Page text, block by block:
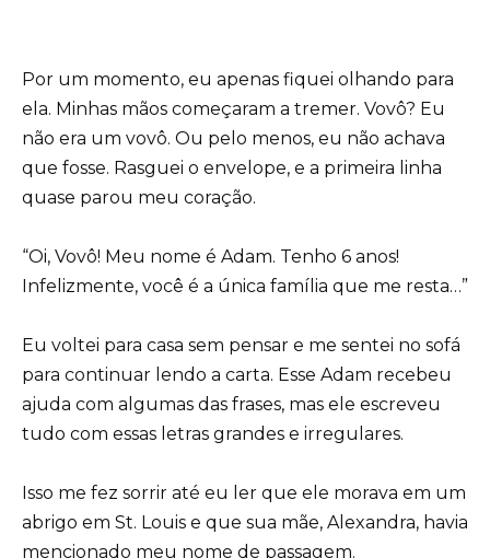
Por um momento, eu apenas fiquei olhando para
ela. Minhas mãos começaram a tremer. Vovô? Eu
não era um vovô. Ou pelo menos, eu não achava
que fosse. Rasguei o envelope, e a primeira linha
quase parou meu coração.
“Oi, Vovô! Meu nome é Adam. Tenho 6 anos!
Infelizmente, você é a única família que me resta…”
Eu voltei para casa sem pensar e me sentei no sofá
para continuar lendo a carta. Esse Adam recebeu
ajuda com algumas das frases, mas ele escreveu
tudo com essas letras grandes e irregulares.
Isso me fez sorrir até eu ler que ele morava em um
abrigo em St. Louis e que sua mãe, Alexandra, havia
mencionado meu nome de passagem.